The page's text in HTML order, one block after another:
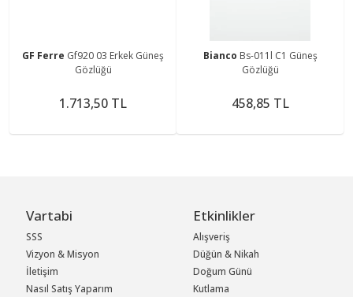
GF Ferre Gf920 03 Erkek Güneş
Gözlüğü
1.713,50 TL
Bianco Bs-011l C1 Güneş
Gözlüğü
458,85 TL
Vartabi
SSS
Vizyon & Misyon
İletişim
Nasıl Satış Yaparım
Etkinlikler
Alışveriş
Düğün & Nikah
Doğum Günü
Kutlama